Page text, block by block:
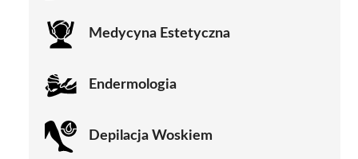
Medycyna Estetyczna
Endermologia
Depilacja Woskiem